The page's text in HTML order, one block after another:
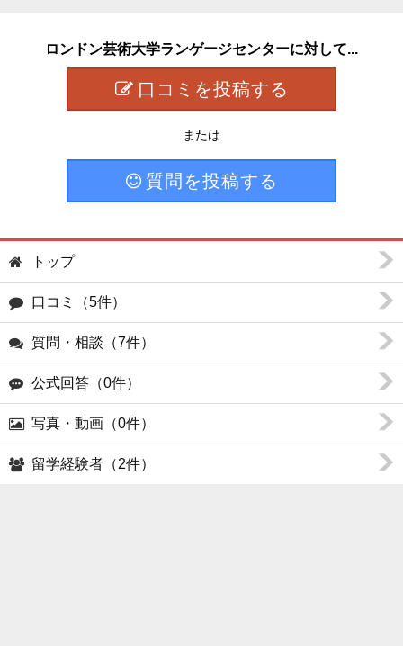
ロンドン芸術大学ランゲージセンターに対して...
口コミを投稿する
または
質問を投稿する
トップ
口コミ（5件）
質問・相談（7件）
公式回答（0件）
写真・動画（0件）
留学経験者（2件）